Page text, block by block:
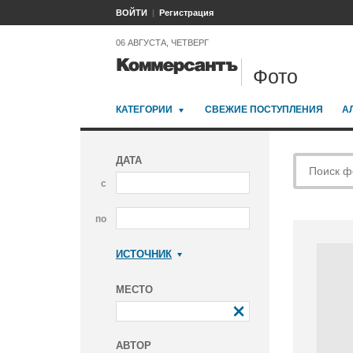
ВОЙТИ Регистрация
06 АВГУСТА, ЧЕТВЕРГ
Фото
КАТЕГОРИИ СВЕЖИЕ ПОСТУПЛЕНИЯ
ДАТА
с
по
ИСТОЧНИК
МЕСТО
АВТОР